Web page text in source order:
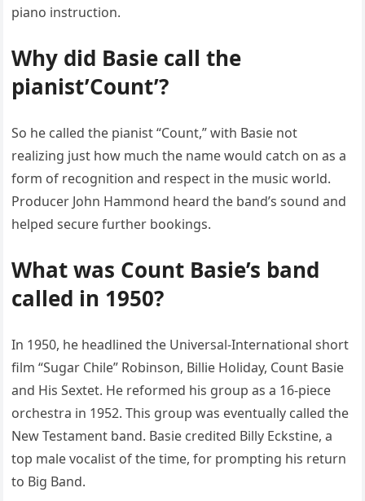
piano instruction.
Why did Basie call the
pianist’Count’?
So he called the pianist “Count,” with Basie not
realizing just how much the name would catch on as a
form of recognition and respect in the music world.
Producer John Hammond heard the band’s sound and
helped secure further bookings.
What was Count Basie’s band
called in 1950?
In 1950, he headlined the Universal-International short
film “Sugar Chile” Robinson, Billie Holiday, Count Basie
and His Sextet. He reformed his group as a 16-piece
orchestra in 1952. This group was eventually called the
New Testament band. Basie credited Billy Eckstine, a
top male vocalist of the time, for prompting his return
to Big Band.